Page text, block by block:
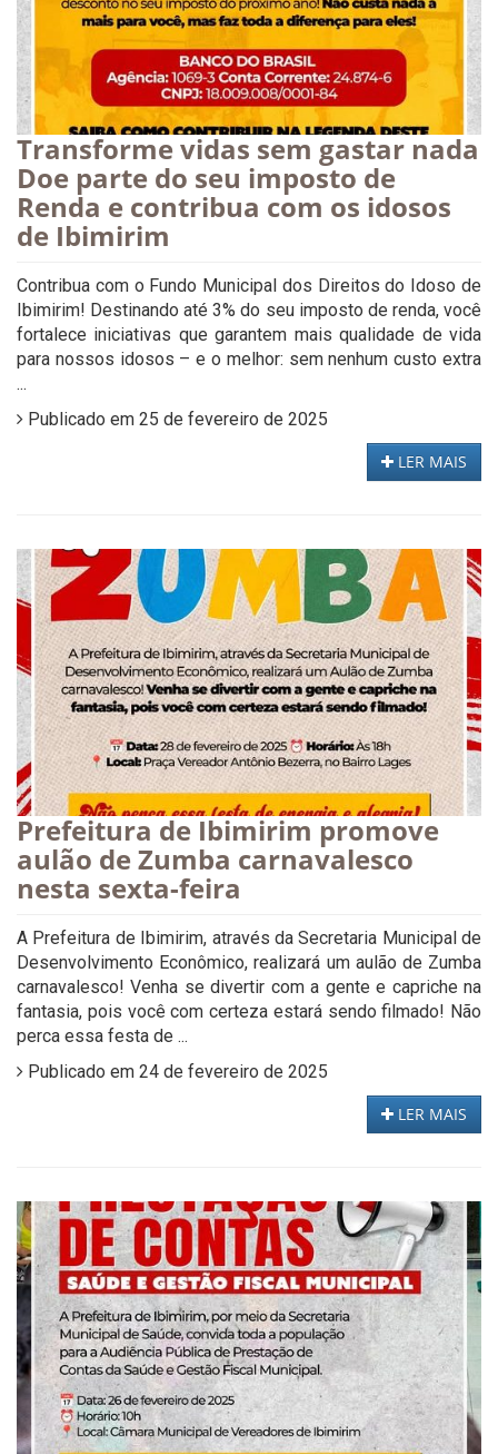
Transforme vidas sem gastar nada
Doe parte do seu imposto de
Renda e contribua com os idosos
de Ibimirim
Contribua com o Fundo Municipal dos Direitos do Idoso de
Ibimirim! Destinando até 3% do seu imposto de renda, você
fortalece iniciativas que garantem mais qualidade de vida
para nossos idosos – e o melhor: sem nenhum custo extra
...
Publicado em 25 de fevereiro de 2025
LER MAIS
Prefeitura de Ibimirim promove
aulão de Zumba carnavalesco
nesta sexta-feira
A Prefeitura de Ibimirim, através da Secretaria Municipal de
Desenvolvimento Econômico, realizará um aulão de Zumba
carnavalesco! Venha se divertir com a gente e capriche na
fantasia, pois você com certeza estará sendo filmado! Não
perca essa festa de ...
Publicado em 24 de fevereiro de 2025
LER MAIS